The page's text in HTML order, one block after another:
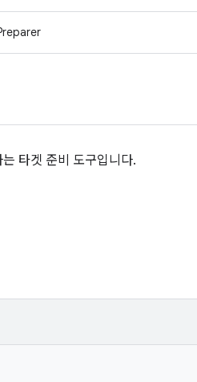
타겟 준비 도구입니다.